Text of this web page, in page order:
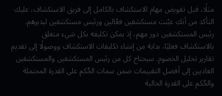
مثلًا، قبل تفويض مهام الاستكشاف بالكامل إلى فريق الاستكشاف، عليك
التأكد من أنك عيّنت مستكشفين فعّالين ورئيس مستكشفين ليديرهم.
رئيس المستكشفين دور مهم، إذ يمكن تكليفه بكل شيء متعلق
بالاستكشاف فعليًا، بداية من إنشاء تكليفات الاستكشاف ووصولًا إلى تقديم
تقارير تحليل الخصوم. سيحتاج كل من رئيس المستكشفين والمستكشفين
العاديين إلى أفضل التقييمات ضمن سمات الحُكم على القدرة المحتملة
والحُكم على القدرة الحالية